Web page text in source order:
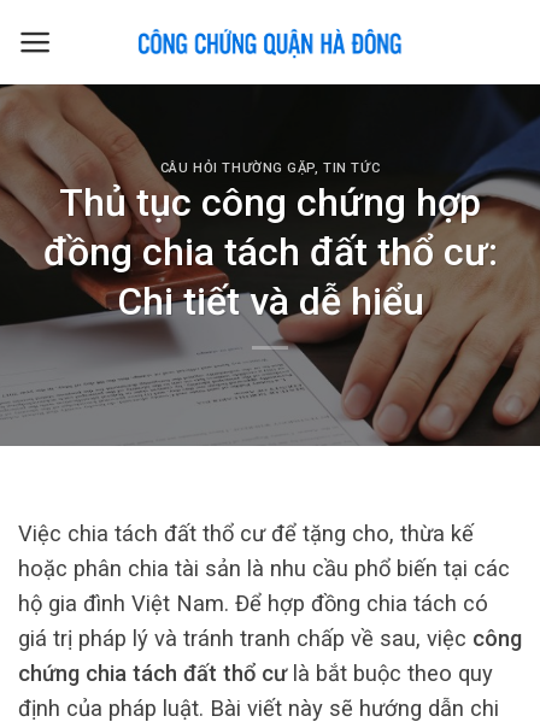
CÂU HỎI THƯỜNG GẶP,TIN TỨC
Thủ tục công chứng hợp
đồng chia tách đất thổ cư:
Chi tiết và dễ hiểu
Việc chia tách đất thổ cư để tặng cho, thừa kế
hoặc phân chia tài sản là nhu cầu phổ biến tại các
hộ gia đình Việt Nam. Để hợp đồng chia tách có
giá trị pháp lý và tránh tranh chấp về sau, việc công
chứng chia tách đất thổ cưlà bắt buộc theo quy
định của pháp luật. Bài viết này sẽ hướng dẫn chi